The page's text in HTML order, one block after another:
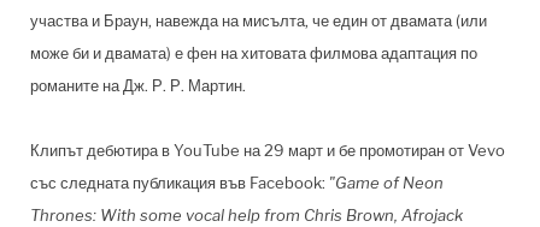
участва и Браун, навежда на мисълта, че един от двамата (или
може би и двамата) е фен на хитовата филмова адаптация по
романите на Дж. Р. Р. Мартин.
Клипът дебютира в YouTube на 29 март и бе промотиран от Vevo
със следната публикация във Facebook: "Game of Neon
Thrones: With some vocal help from Chris Brown, Afrojack